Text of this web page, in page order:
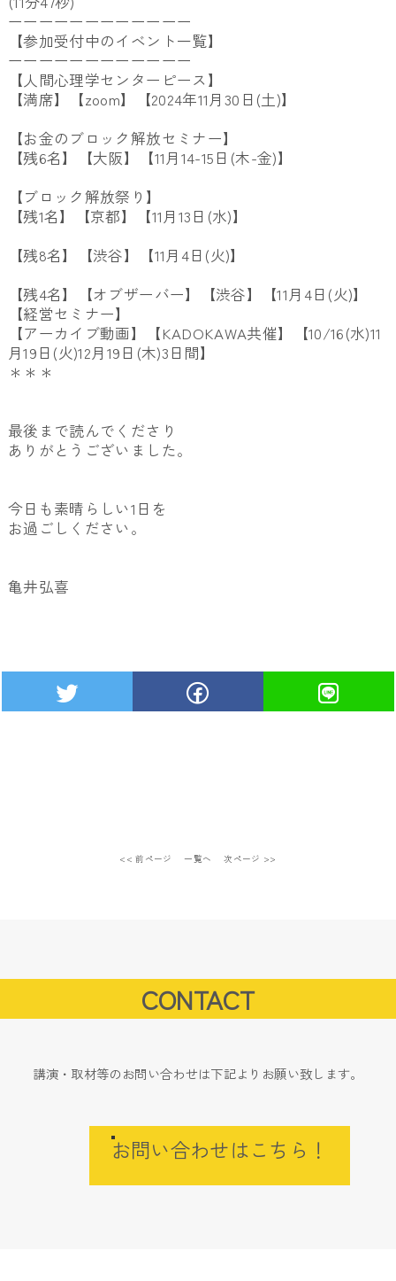
ーーーーーーーーーーーー
【参加受付中のイベント一覧】
ーーーーーーーーーーーー
【人間心理学センターピース】
【満席】【zoom】【2024年11月30日(土)】
【お金のブロック解放セミナー】
【残6名】【大阪】【11月14-15日(木-金)】
【ブロック解放祭り】
【残1名】【京都】【11月13日(水)】
【残8名】【渋谷】【11月4日(火)】
【残4名】【オブザーバー】【渋谷】【11月4日(火)】
【経営セミナー】
【アーカイブ動画】【KADOKAWA共催】【10/16(水)11
月19日(火)12月19日(木)3日間】
＊＊＊
最後まで読んでくださり
ありがとうございました。
今日も素晴らしい1日を
お過ごしください。
亀井弘喜
<< 前ページ 一覧へ 次ページ >>
CONTACT
講演・取材等のお問い合わせは下記よりお願い致します。
お問い合わせはこちら！